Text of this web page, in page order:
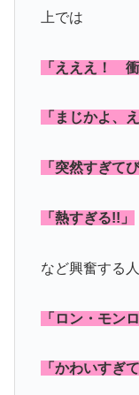
上では
「えええ！
「まじかよ、
「突然すぎて
「熱すぎる!!」
など興奮する
「ロン・モン
「かわいすぎ